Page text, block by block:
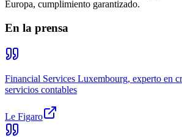
Europa, cumplimiento garantizado.
En la prensa
Financial Services Luxembourg, experto en
servicios contables
Le Figaro